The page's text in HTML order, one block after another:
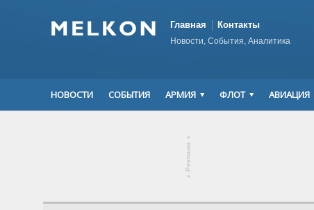
Главная Контакты
Новости, События, Аналитика
НОВОСТИ СОБЫТИЯ АРМИЯ ФЛОТ АВИАЦИЯ
▾
Реклама
▾